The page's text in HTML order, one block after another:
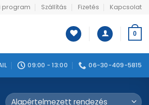
program Szállítás Fizetés Kapcsolat
0
09:00 - 13:00 06-30-409-5815